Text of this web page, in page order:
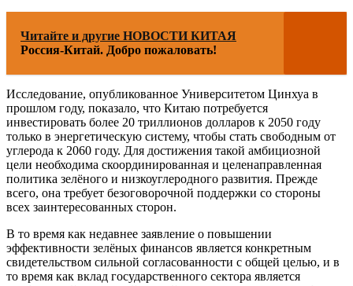
Читайте и другие НОВОСТИ КИТАЯ
Россия-Китай. Добро пожаловать!
Исследование, опубликованное Университетом Цинхуа в
прошлом году, показало, что Китаю потребуется
инвестировать более 20 триллионов долларов к 2050 году
только в энергетическую систему, чтобы стать свободным от
углерода к 2060 году. Для достижения такой амбициозной
цели необходима скоординированная и целенаправленная
политика зелёного и низкоуглеродного развития. Прежде
всего, она требует безоговорочной поддержки со стороны
всех заинтересованных сторон.
В то время как недавнее заявление о повышении
эффективности зелёных финансов является конкретным
свидетельством сильной согласованности с общей целью, и в
то время как вклад государственного сектора является